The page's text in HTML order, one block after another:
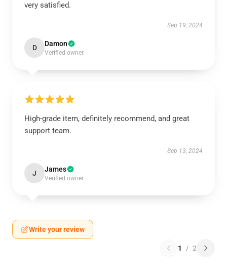
very satisfied.
Sep 19, 2024
D Damon
Verified owner
High-grade item, definitely recommend, and great
support team.
Sep 13, 2024
J James
Verified owner
Write your review
1 / 2